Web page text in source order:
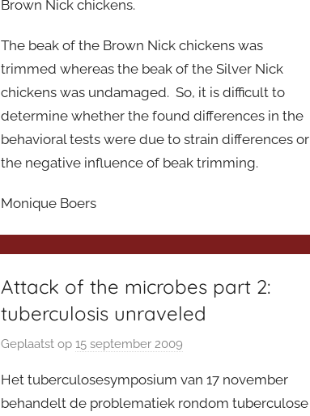
Brown Nick chickens.
The beak of the Brown Nick chickens was
trimmed whereas the beak of the Silver Nick
chickens was undamaged. So, it is difficult to
determine whether the found differences in the
behavioral tests were due to strain differences or
the negative influence of beak trimming.
Monique Boers
Attack of the microbes part 2:
tuberculosis unraveled
Geplaatst op15 september 2009
o
r
Het tuberculosesymposium van 17 november
behandelt de problematiek rondom tuberculose